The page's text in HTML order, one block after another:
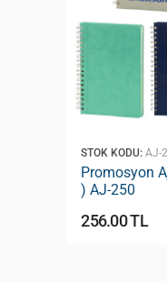
STOK KODU: AJ-
Promosyon
) AJ-250
256.00 TL